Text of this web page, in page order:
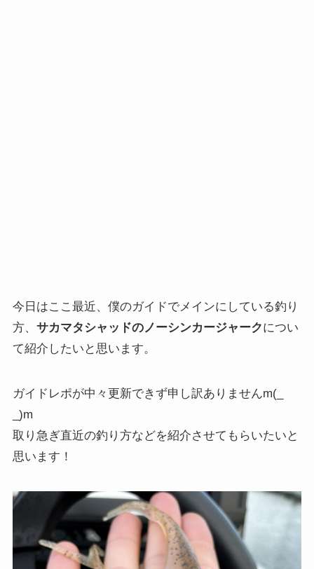
今日はここ最近、僕のガイドでメインにしている釣り
方、 サカマタシャッドのノーシンカージャークについ
て紹介したいと思います。
ガイドレポが中々更新できず申し訳ありませんm(_
_)m
取り急ぎ直近の釣り方などを紹介させてもらいたいと
思います！